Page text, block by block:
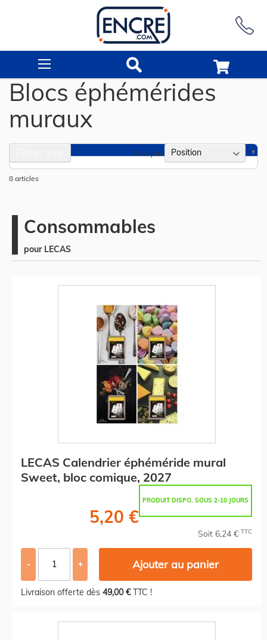
Blocs éphémérides
muraux
8 articles
Trier par
Consommables
pour LECAS
LECAS Calendrier éphéméride mural
Sweet, bloc comique, 2027
PRODUIT DISPO. SOUS 2-10 JOURS
5,20 €
Soit 6,24 € TTC
- + Ajouter au panier
Livraison offerte dès 49,00 €TTC !